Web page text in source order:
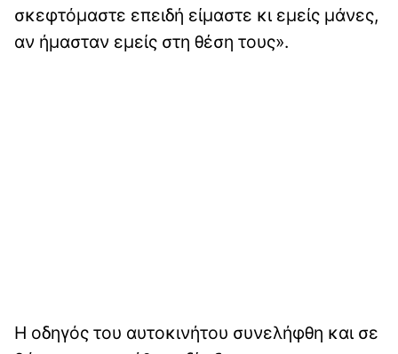
σκεφτόμαστε επειδή είμαστε κι εμείς μάνες,
αν ήμασταν εμείς στη θέση τους».
Η οδηγός του αυτοκινήτου συνελήφθη και σε